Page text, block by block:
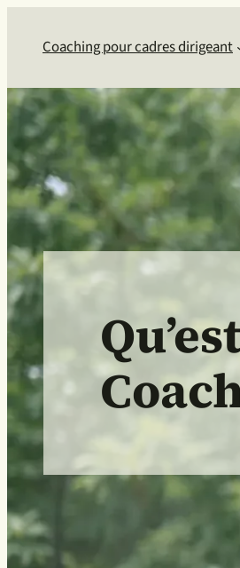
Coaching pour cadres dirigeant